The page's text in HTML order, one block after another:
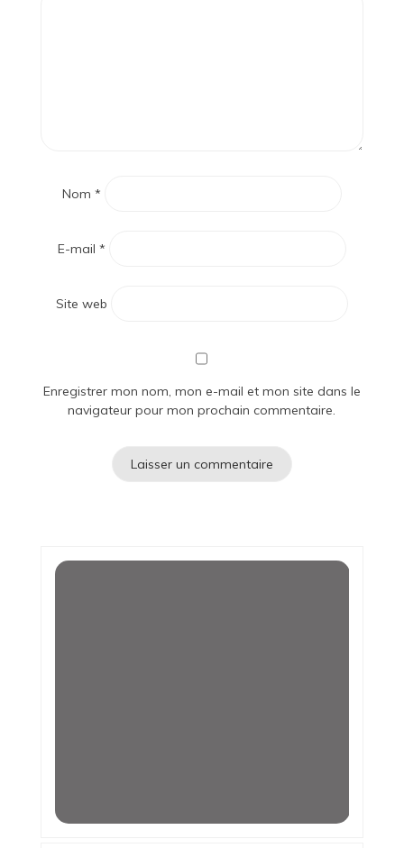
Nom *
E-mail *
Site web
Enregistrer mon nom, mon e-mail et mon site dans le
navigateur pour mon prochain commentaire.